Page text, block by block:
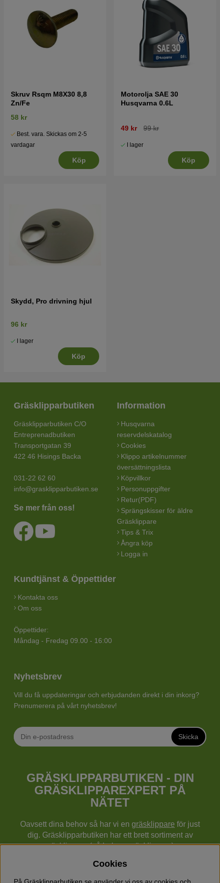
Skruv Rsqm M8X30 8,8
Zn/Fe
58 kr
Best. vara. Skickas om 2-5
vardagar
Köp
Motorolja SAE 30
Husqvarna 0.6L
49 kr 99 kr
I lager
Köp
Skydd, Pro drivning hjul
96 kr
I lager
Köp
Gräsklipparbutiken
Gräsklipparbutiken C/O
Entreprenadbutiken
Transportgatan 39
422 46 Hisings Backa
031-22 62 60
info@grasklipparbutiken.se
Se mer från oss!
Information
Husqvarna
reservdelskatalog
Cookies
Klippo artikelnummer
översättningslista
Köpvillkor
Personuppgifter
Retur(PDF)
Sprängskisser för äldre
Gräsklippare
Tips & Trix
Ångra köp
Logga in
Kundtjänst & Öppettider
Kontakta oss
Om oss
Öppettider:
Måndag - Fredag 09.00 - 16:00
Nyhetsbrev
Vill du få uppdateringar och erbjudanden direkt i din inkorg?
Prenumerera på vårt nyhetsbrev!
Skicka
GRÄSKLIPPARBUTIKEN - DIN
GRÄSKLIPPAREXPERT PÅ
NÄTET
Oavsett dina behov så har vi en gräsklippare för just
dig. Gräsklipparbutiken har ett brett sortiment av
gräsklippare (gå bakom gräsklippare),
cylindergräsklippare, traktorer mm från Husqvarna,
Klippo och Gardena.
Cookies